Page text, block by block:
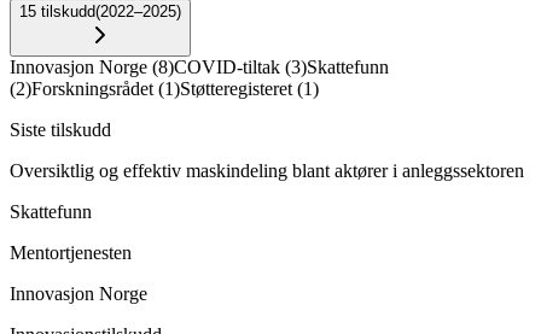
15 tilskudd(2022–2025)
Innovasjon Norge (8)COVID-tiltak (3)Skattefunn
(2)Forskningsrådet (1)Støtteregisteret (1)
Siste tilskudd
Oversiktlig og effektiv maskindeling blant aktører i anleggssektoren
Skattefunn
Mentortjenesten
Innovasjon Norge